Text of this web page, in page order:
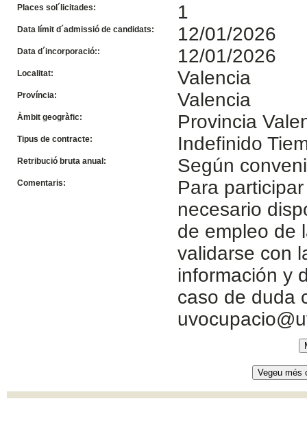
Places sol´licitades: 1
Data límit d´admissió de candidats: 12/01/2026
Data d´incorporació:: 12/01/2026
Localitat: Valencia
Província: Valencia
Àmbit geogràfic: Provincia
Tipus de contracte: Indefinido
Retribució bruta anual: Según
Comentaris:
Para
necesario
de empleo de
validarse con
información y
caso de duda